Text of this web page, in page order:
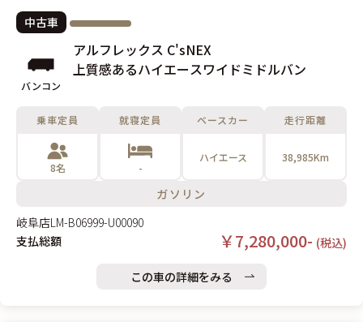
中古車
バンコン
アルフレックス C'sNEX
上質感あるハイエースワイドミドルバン
乗車定員
8名
就寝定員
-
ベースカー
ハイエース
走行距離
38,985Km
ガソリン
岐阜店LM-B06999-U00090
支払総額
￥7,280,000- (税込)
この車の詳細をみる